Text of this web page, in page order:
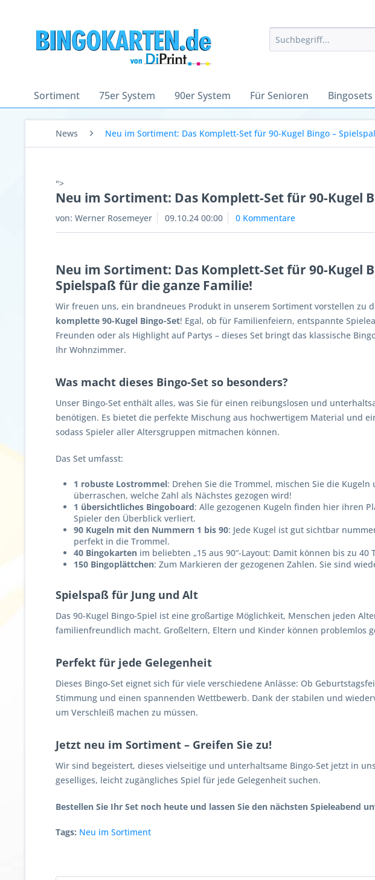
Sortiment 75er System 90er System Für Senioren Bingosets
News Neu im Sortiment: Das Komplett-Set für 90-Kugel Bingo –
">
Neu im Sortiment: Das Komplett-Set für 90-Kugel
von: Werner Rosemeyer 09.10.24 00:00 0 Kommentare
Neu im Sortiment: Das Komplett-Set für 90-Kugel
Spielspaß für die ganze Familie!
Wir freuen uns, ein brandneues Produkt in unserem Sortiment vorstellen zu
komplette 90-Kugel Bingo-Set! Egal, ob für Familienfeiern, entspannte
Freunden oder als Highlight auf Partys – dieses Set bringt das klassische
Ihr Wohnzimmer.
Was macht dieses Bingo-Set so besonders?
Unser Bingo-Set enthält alles, was Sie für einen reibungslosen und
benötigen. Es bietet die perfekte Mischung aus hochwertigem Material und
sodass Spieler aller Altersgruppen mitmachen können.
Das Set umfasst:
1 robuste Lostrommel: Drehen Sie die Trommel, mischen Sie die Kugeln
überraschen, welche Zahl als Nächstes gezogen wird!
1 übersichtliches Bingoboard: Alle gezogenen Kugeln finden hier ihren
Spieler den Überblick verliert.
90 Kugeln mit den Nummern 1 bis 90: Jede Kugel ist gut sichtbar
perfekt in die Trommel.
40 Bingokarten im beliebten „15 aus 90“-Layout: Damit können bis zu
150 Bingoplättchen: Zum Markieren der gezogenen Zahlen. Sie sind
Spielspaß für Jung und Alt
Das 90-Kugel Bingo-Spiel ist eine großartige Möglichkeit, Menschen jeden
familienfreundlich macht. Großeltern, Eltern und Kinder können problemlos
Perfekt für jede Gelegenheit
Dieses Bingo-Set eignet sich für viele verschiedene Anlässe: Ob
Stimmung und einen spannenden Wettbewerb. Dank der stabilen und
um Verschleiß machen zu müssen.
Jetzt neu im Sortiment – Greifen Sie zu!
Wir sind begeistert, dieses vielseitige und unterhaltsame Bingo-Set jetzt in
geselliges, leicht zugängliches Spiel für jede Gelegenheit suchen.
Bestellen Sie Ihr Set noch heute und lassen Sie den nächsten Spieleabend
Tags: Neu im Sortiment